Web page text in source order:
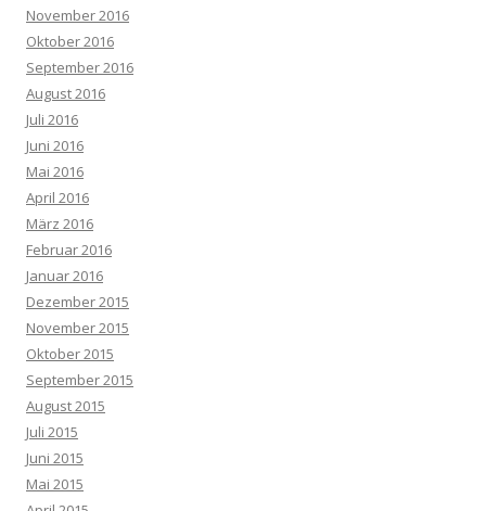
November 2016
Oktober 2016
September 2016
August 2016
Juli 2016
Juni 2016
Mai 2016
April 2016
März 2016
Februar 2016
Januar 2016
Dezember 2015
November 2015
Oktober 2015
September 2015
August 2015
Juli 2015
Juni 2015
Mai 2015